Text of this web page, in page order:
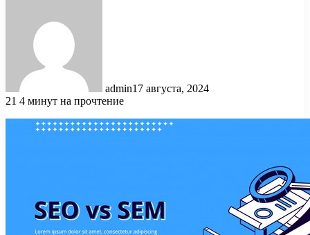
admin17 августа, 2024
21 4 минут на прочтение